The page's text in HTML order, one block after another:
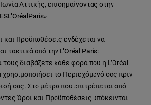
Αττικής, επισημαίνοντας στην
και Προϋποθέσεις ενδέχεται να
τακτικά από την L’Oréal Paris:
διαβάζετε κάθε φορά που η L’Oréal
χρησιμοποιήσει το Περιεχόμενό σας πριν
σας. Στο μέτρο που επιτρέπεται από
Όροι και Προϋποθέσεις υπόκεινται